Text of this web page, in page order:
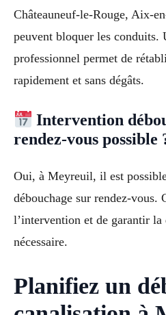
Châteauneuf-le-Rouge, Aix-
peuvent bloquer les conduits.
professionnel permet de
rapidement et sans dégâts.
Intervention
rendez-vous possible
Oui, à Meyreuil, il est
débouchage sur rendez-vous.
l’intervention et de garantir
nécessaire.
Planifiez un